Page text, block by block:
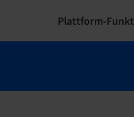
Plattform-